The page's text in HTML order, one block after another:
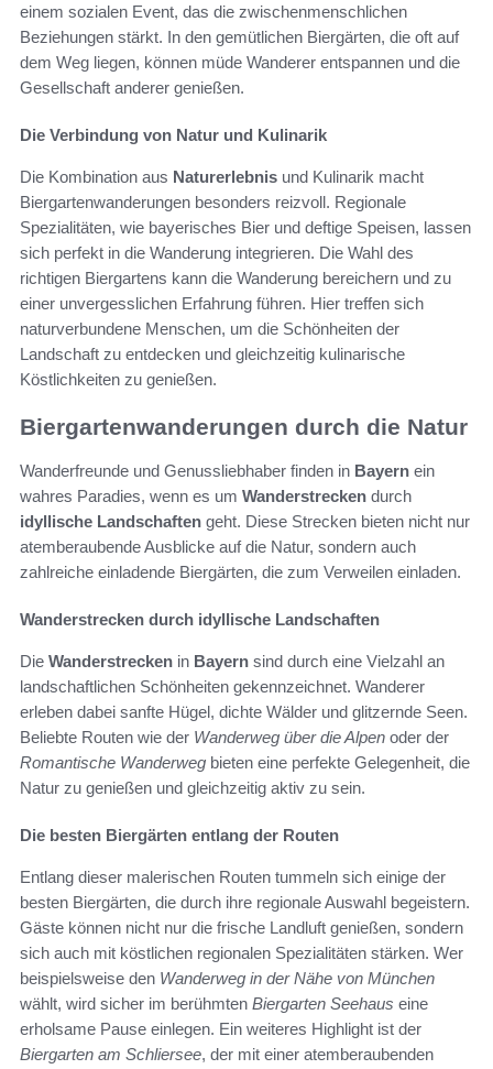
einem sozialen Event, das die zwischenmenschlichen
Beziehungen stärkt. In den gemütlichen Biergärten, die oft auf
dem Weg liegen, können müde Wanderer entspannen und die
Gesellschaft anderer genießen.
Die Verbindung von Natur und Kulinarik
Die Kombination aus Naturerlebnis und Kulinarik macht
Biergartenwanderungen besonders reizvoll. Regionale
Spezialitäten, wie bayerisches Bier und deftige Speisen, lassen
sich perfekt in die Wanderung integrieren. Die Wahl des
richtigen Biergartens kann die Wanderung bereichern und zu
einer unvergesslichen Erfahrung führen. Hier treffen sich
naturverbundene Menschen, um die Schönheiten der
Landschaft zu entdecken und gleichzeitig kulinarische
Köstlichkeiten zu genießen.
Biergartenwanderungen durch die Natur
Wanderfreunde und Genussliebhaber finden in Bayern ein
wahres Paradies, wenn es um Wanderstrecken durch
idyllische Landschaften geht. Diese Strecken bieten nicht nur
atemberaubende Ausblicke auf die Natur, sondern auch
zahlreiche einladende Biergärten, die zum Verweilen einladen.
Wanderstrecken durch idyllische Landschaften
Die Wanderstrecken in Bayern sind durch eine Vielzahl an
landschaftlichen Schönheiten gekennzeichnet. Wanderer
erleben dabei sanfte Hügel, dichte Wälder und glitzernde Seen.
Beliebte Routen wie der Wanderweg über die Alpen oder der
Romantische Wanderweg bieten eine perfekte Gelegenheit, die
Natur zu genießen und gleichzeitig aktiv zu sein.
Die besten Biergärten entlang der Routen
Entlang dieser malerischen Routen tummeln sich einige der
besten Biergärten, die durch ihre regionale Auswahl begeistern.
Gäste können nicht nur die frische Landluft genießen, sondern
sich auch mit köstlichen regionalen Spezialitäten stärken. Wer
beispielsweise den Wanderweg in der Nähe von München
wählt, wird sicher im berühmten Biergarten Seehaus eine
erholsame Pause einlegen. Ein weiteres Highlight ist der
Biergarten am Schliersee, der mit einer atemberaubenden